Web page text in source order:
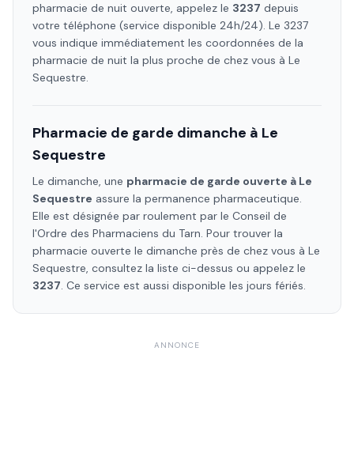
pharmacie de nuit ouverte, appelez le 3237 depuis
votre téléphone (service disponible 24h/24). Le 3237
vous indique immédiatement les coordonnées de la
pharmacie de nuit la plus proche de chez vous à Le
Sequestre.
Pharmacie de garde dimanche à Le
Sequestre
Le dimanche, une pharmacie de garde ouverte à Le
Sequestre assure la permanence pharmaceutique.
Elle est désignée par roulement par le Conseil de
l'Ordre des Pharmaciens du Tarn. Pour trouver la
pharmacie ouverte le dimanche près de chez vous à Le
Sequestre, consultez la liste ci-dessus ou appelez le
3237. Ce service est aussi disponible les jours fériés.
ANNONCE